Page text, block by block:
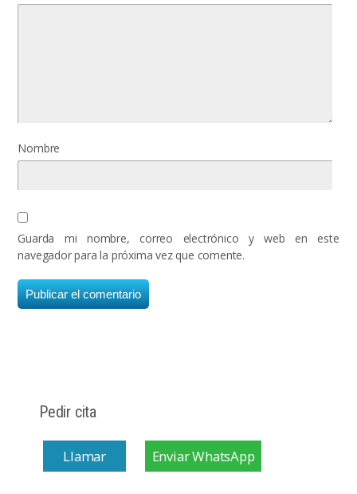
Nombre
Guarda mi nombre, correo electrónico y web en este
navegador para la próxima vez que comente.
Pedir cita
Llamar Enviar WhatsApp